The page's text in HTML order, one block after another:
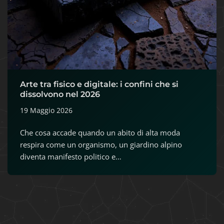
Arte tra fisico e digitale: i confini che si
dissolvono nel 2026
19 Maggio 2026
Che cosa accade quando un abito di alta moda
respira come un organismo, un giardino alpino
diventa manifesto politico e…